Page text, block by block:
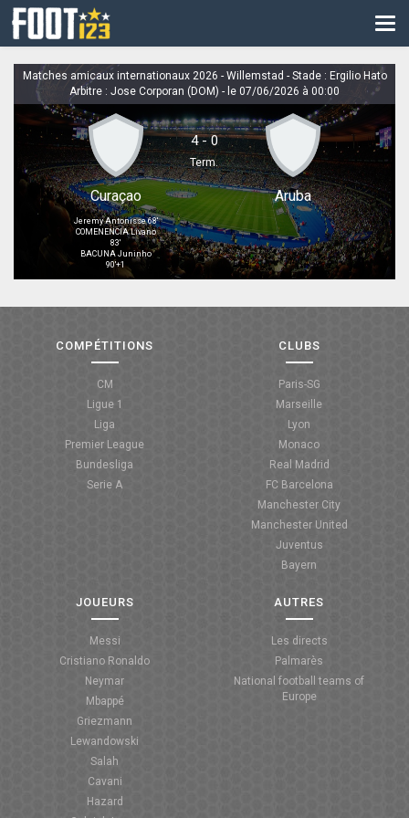
CM
CAN
LIGUE DES CHAMPIONS
PALMARÈS
LES DIRECTS
COUPE DE FRANCE
COUPE DE LA LIGUE
ANGLETERRE
Matches amicaux internationaux 2026 - Willemstad - Stade : Ergilio Hato
Arbitre : Jose Corporan (DOM) - le 07/06/2026 à 00:00
Curaçao
4 - 0
Term.
Aruba
Jeremy Antonisse 68'
COMENENCIA Livano
83'
BACUNA Juninho
90'+1
COMPÉTITIONS
CM
Ligue 1
Liga
Premier League
Bundesliga
Serie A
CLUBS
Paris-SG
Marseille
Lyon
Monaco
Real Madrid
FC Barcelona
Manchester City
Manchester United
Juventus
Bayern
JOUEURS
Messi
Cristiano Ronaldo
Neymar
Mbappé
Griezmann
Lewandowski
Salah
Cavani
Hazard
AUTRES
Les directs
Palmarès
National football teams of
Europe